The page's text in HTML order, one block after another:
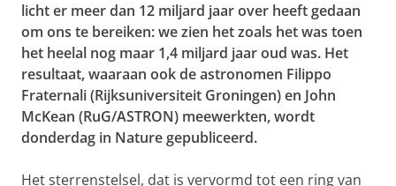
licht er meer dan 12 miljard jaar over heeft gedaan
om ons te bereiken: we zien het zoals het was toen
het heelal nog maar 1,4 miljard jaar oud was. Het
resultaat, waaraan ook de astronomen Filippo
Fraternali (Rijksuniversiteit Groningen) en John
McKean (RuG/ASTRON) meewerkten, wordt
donderdag in Nature gepubliceerd.
Het sterrenstelsel, dat is vervormd tot een ring van